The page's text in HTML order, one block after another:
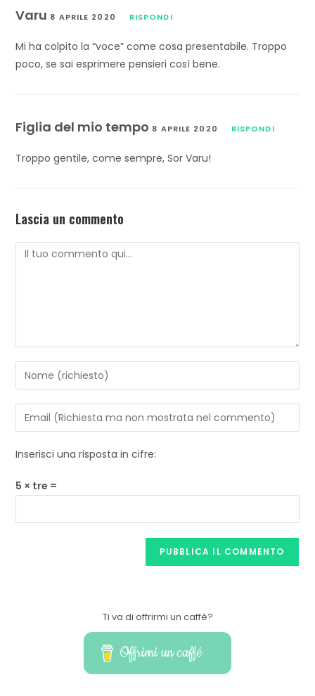
Varu 8 APRILE 2020 RISPONDI
Mi ha colpito la “voce” come cosa presentabile. Troppo
poco, se sai esprimere pensieri così bene.
Figlia del mio tempo 8 APRILE 2020 RISPONDI
Troppo gentile, come sempre, Sor Varu!
Lascia un commento
Inserisci una risposta in cifre:
5 × tre =
Ti va di offrirmi un caffè?
Offrimi un caffé